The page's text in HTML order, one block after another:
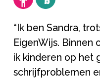
“Ik ben Sandra,
EigenWijs. Binnen
ik kinderen op het
schrijfproblemen